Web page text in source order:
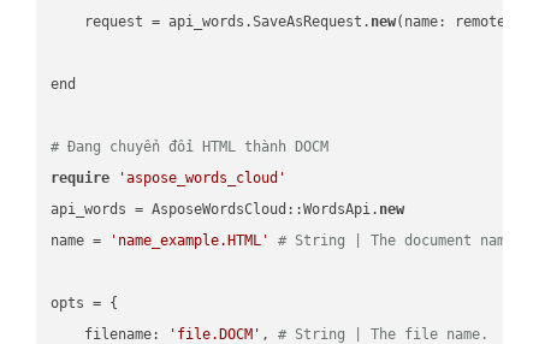
    request = api_words.SaveAsRequest.
new(name:
end
# Đang chuyển đổi HTML thành DOCM
require
'aspose_words_cloud'
api_words = AsposeWordsCloud::WordsApi. new
name =
'name_example.HTML' # String | The document name.
opts = {
    filename:
'file.DOCM' , # String | The file name.